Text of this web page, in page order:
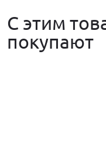
С этим
покупают